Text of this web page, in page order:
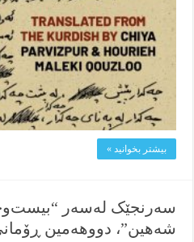
بیشتر بخوانید »
سەرنجێک لەسەر
شەهین”، دووهەمین